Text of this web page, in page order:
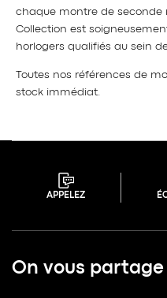
chaque montre de seconde
Collection est
horlogers qualifiés au sein
Toutes nos références de
stock immédiat.
APPELEZ
On vous